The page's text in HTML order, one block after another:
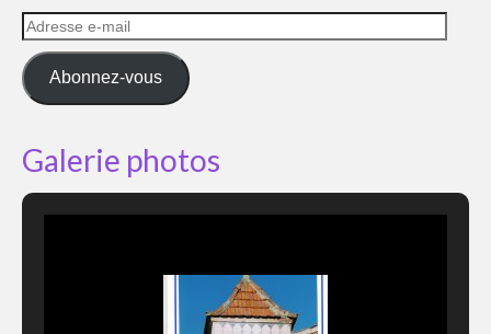
Adresse
e-
mail
Abonnez-vous
Galerie photos